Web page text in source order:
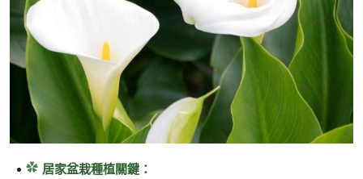
居家盆栽種植關鍵：